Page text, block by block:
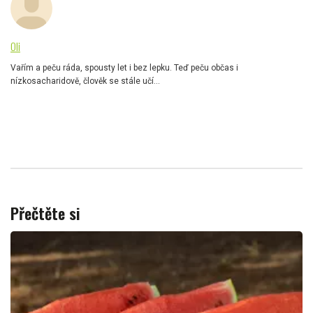
Oli
Vařím a peču ráda, spousty let i bez lepku. Teď peču občas i
nízkosacharidově, člověk se stále učí...
Přečtěte si